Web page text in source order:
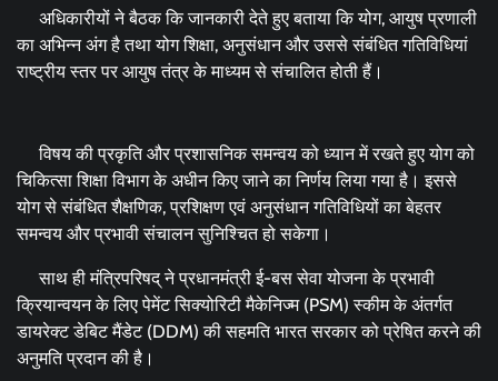
अधिकारीयों ने बैठक कि जानकारी देते हुए बताया कि योग, आयुष प्रणाली
का अभिन्न अंग है तथा योग शिक्षा, अनुसंधान और उससे संबंधित गतिविधियां
राष्ट्रीय स्तर पर आयुष तंत्र के माध्यम से संचालित होती हैं।
विषय की प्रकृति और प्रशासनिक समन्वय को ध्यान में रखते हुए योग को
चिकित्सा शिक्षा विभाग के अधीन किए जाने का निर्णय लिया गया है। इससे
योग से संबंधित शैक्षणिक, प्रशिक्षण एवं अनुसंधान गतिविधियों का बेहतर
समन्वय और प्रभावी संचालन सुनिश्चित हो सकेगा।
साथ ही मंत्रिपरिषद् ने प्रधानमंत्री ई-बस सेवा योजना के प्रभावी
क्रियान्वयन के लिए पेमेंट सिक्योरिटी मैकेनिज्म (PSM) स्कीम के अंतर्गत
डायरेक्ट डेबिट मैंडेट (DDM) की सहमति भारत सरकार को प्रेषित करने की
अनुमति प्रदान की है।